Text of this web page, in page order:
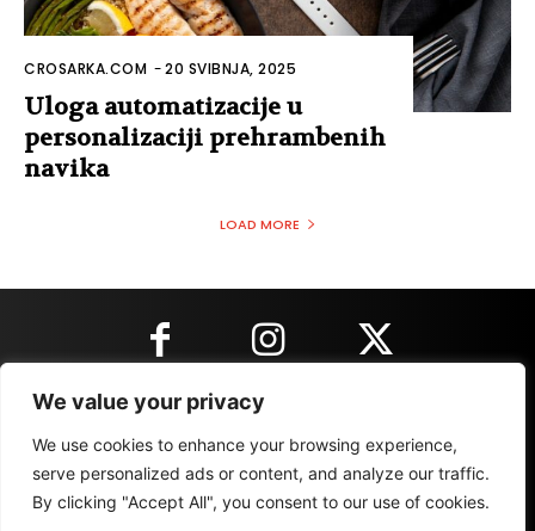
We value your privacy
We use cookies to enhance your browsing experience,
serve personalized ads or content, and analyze our traffic.
By clicking "Accept All", you consent to our use of cookies.
CROSARKA.COM -20 SVIBNJA, 2025
Uloga automatizacije u
personalizaciji prehrambenih
navika
LOAD MORE
KONTAKT INFORMACIJE
IMPRESSUM MARKETING REZULTATI